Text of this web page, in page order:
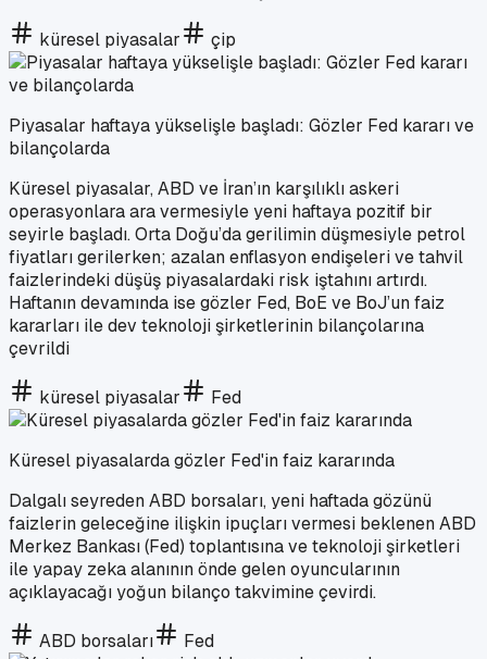
küresel piyasalar çip
Piyasalar haftaya yükselişle başladı: Gözler Fed kararı ve
bilançolarda
Küresel piyasalar, ABD ve İran’ın karşılıklı askeri
operasyonlara ara vermesiyle yeni haftaya pozitif bir
seyirle başladı. Orta Doğu’da gerilimin düşmesiyle petrol
fiyatları gerilerken; azalan enflasyon endişeleri ve tahvil
faizlerindeki düşüş piyasalardaki risk iştahını artırdı.
Haftanın devamında ise gözler Fed, BoE ve BoJ’un faiz
kararları ile dev teknoloji şirketlerinin bilançolarına
çevrildi
küresel piyasalar Fed
Küresel piyasalarda gözler Fed'in faiz kararında
Dalgalı seyreden ABD borsaları, yeni haftada gözünü
faizlerin geleceğine ilişkin ipuçları vermesi beklenen ABD
Merkez Bankası (Fed) toplantısına ve teknoloji şirketleri
ile yapay zeka alanının önde gelen oyuncularının
açıklayacağı yoğun bilanço takvimine çevirdi.
ABD borsaları Fed